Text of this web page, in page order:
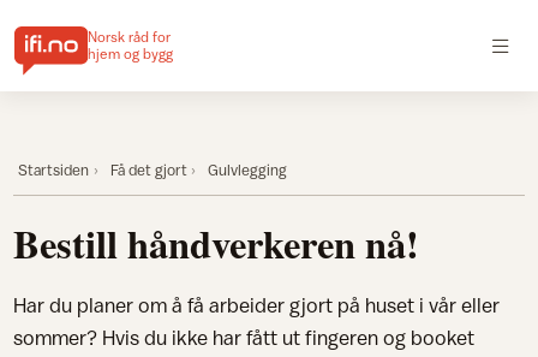
Norsk råd for
hjem og bygg
Startsiden Få det gjort Gulvlegging
Bestill håndverkeren nå!
Har du planer om å få arbeider gjort på huset i vår eller
sommer? Hvis du ikke har fått ut fingeren og booket